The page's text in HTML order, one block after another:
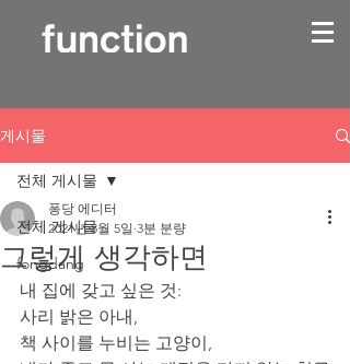
게시물
전체 게시물
fongdang
전체 게시물
그렇게 생각하면
퐁당 에디터
2021년 8월 5일 3분 분량
내 집에 갖고 싶은 것:
사리 밝은 아내,
책 사이를 누비는 고양이,